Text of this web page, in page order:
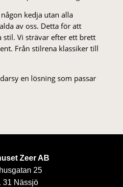
kedja utan alla
av oss. Detta för att
stil. Vi strä­var efter ett brett
Från stil­rena klas­siker till
en lösning som passar
Zeer AB
25
31 Nässjö